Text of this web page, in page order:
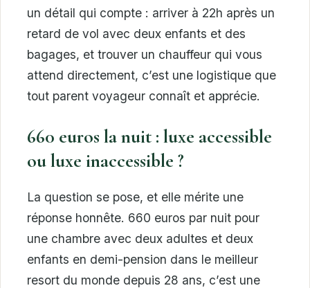
un détail qui compte : arriver à 22h après un
retard de vol avec deux enfants et des
bagages, et trouver un chauffeur qui vous
attend directement, c’est une logistique que
tout parent voyageur connaît et apprécie.
660 euros la nuit : luxe accessible
ou luxe inaccessible ?
La question se pose, et elle mérite une
réponse honnête. 660 euros par nuit pour
une chambre avec deux adultes et deux
enfants en demi-pension dans le meilleur
resort du monde depuis 28 ans, c’est une